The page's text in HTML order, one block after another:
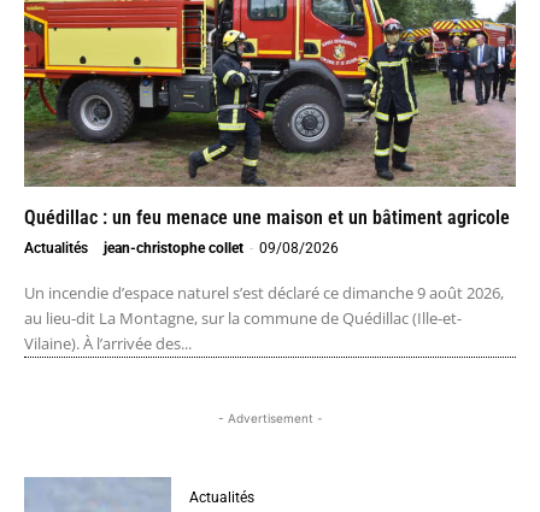
Quédillac : un feu menace une maison et un bâtiment agricole
Actualités jean-christophe collet - 09/08/2026
Un incendie d’espace naturel s’est déclaré ce dimanche 9 août 2026,
au lieu-dit La Montagne, sur la commune de Quédillac (Ille-et-
Vilaine). À l’arrivée des...
- Advertisement -
Actualités